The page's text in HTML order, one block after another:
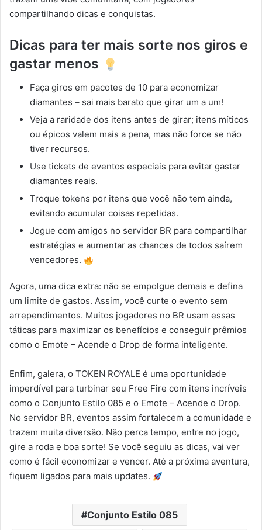
compartilhando dicas e conquistas.
Dicas para ter mais sorte nos giros e
gastar menos
Faça giros em pacotes de 10 para economizar
diamantes – sai mais barato que girar um a um!
Veja a raridade dos itens antes de girar; itens míticos
ou épicos valem mais a pena, mas não force se não
tiver recursos.
Use tickets de eventos especiais para evitar gastar
diamantes reais.
Troque tokens por itens que você não tem ainda,
evitando acumular coisas repetidas.
Jogue com amigos no servidor BR para compartilhar
estratégias e aumentar as chances de todos saírem
vencedores.
Agora, uma dica extra: não se empolgue demais e defina
um limite de gastos. Assim, você curte o evento sem
arrependimentos. Muitos jogadores no BR usam essas
táticas para maximizar os benefícios e conseguir prêmios
como o Emote – Acende o Drop de forma inteligente.
Enfim, galera, o TOKEN ROYALE é uma oportunidade
imperdível para turbinar seu Free Fire com itens incríveis
como o Conjunto Estilo 085 e o Emote – Acende o Drop.
No servidor BR, eventos assim fortalecem a comunidade e
trazem muita diversão. Não perca tempo, entre no jogo,
gire a roda e boa sorte! Se você seguiu as dicas, vai ver
como é fácil economizar e vencer. Até a próxima aventura,
fiquem ligados para mais updates.
Conjunto Estilo 085